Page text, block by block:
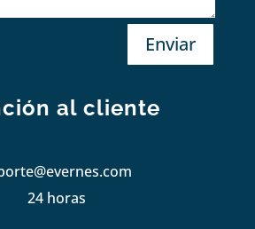
Enviar
al cliente
24 horas